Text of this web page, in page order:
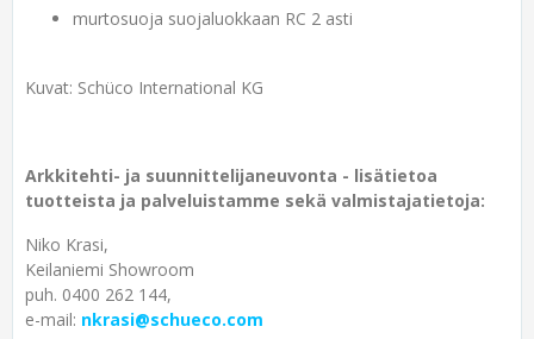
murtosuoja suojaluokkaan RC 2 asti
Kuvat: Schüco International KG
Arkkitehti- ja suunnittelijaneuvonta - lisätietoa
tuotteista ja palveluistamme sekä valmistajatietoja:
Niko Krasi,
Keilaniemi Showroom
puh. 0400 262 144,
e-mail: nkrasi@schueco.com